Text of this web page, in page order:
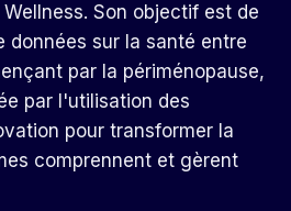
Son objectif est de
données sur la santé entre
par la périménopause,
par l'utilisation des
pour transformer la
comprennent et gèrent